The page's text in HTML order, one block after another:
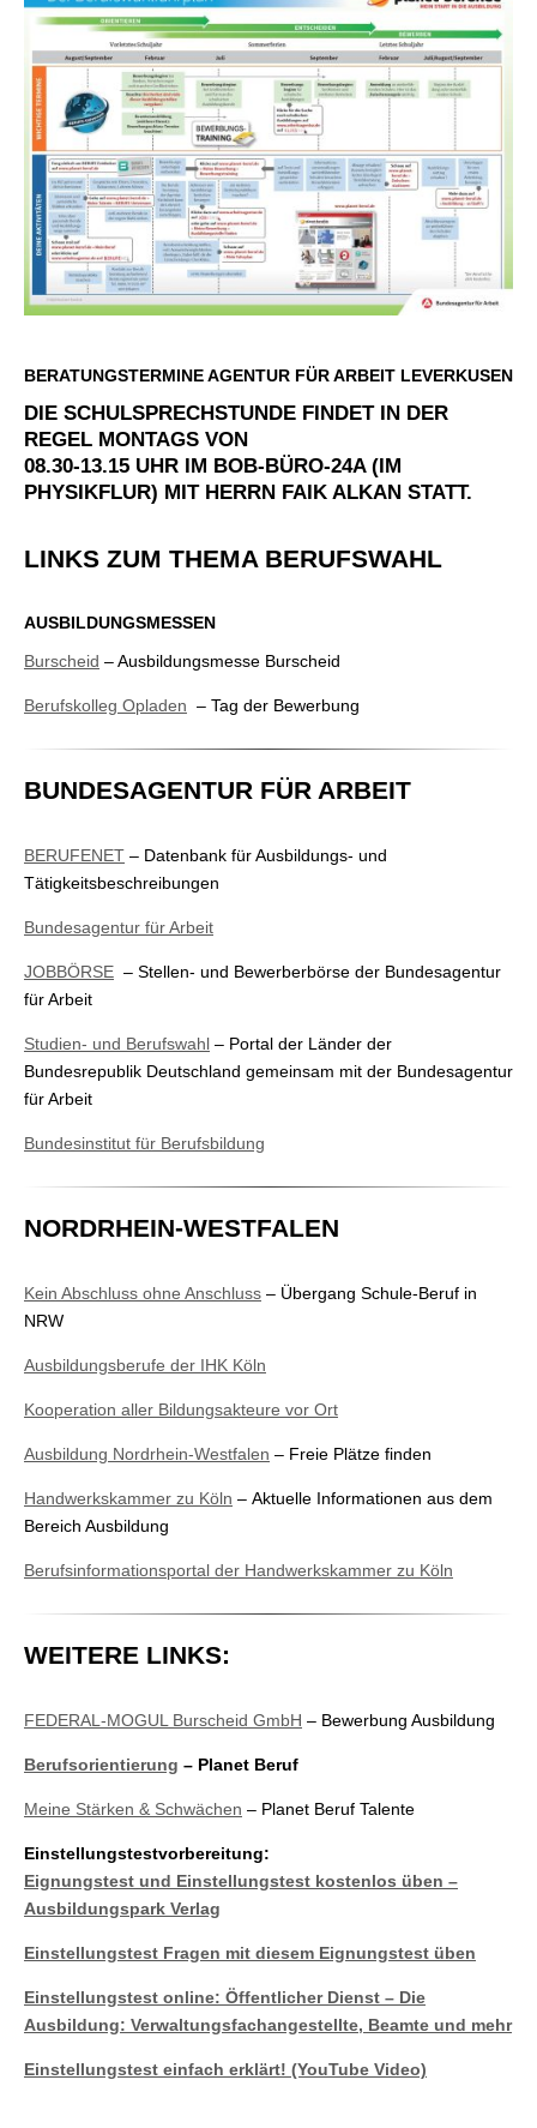
BERATUNGSTERMINE AGENTUR FÜR ARBEIT LEVERKUSEN
DIE SCHULSPRECHSTUNDE FINDET IN DER
REGEL MONTAGS VON
08.30-13.15 UHR IM BOB-BÜRO-24A (IM
PHYSIKFLUR) MIT HERRN FAIK ALKAN STATT.
LINKS ZUM THEMA BERUFSWAHL
AUSBILDUNGSMESSEN
Burscheid – Ausbildungsmesse Burscheid
Berufskolleg Opladen – Tag der Bewerbung
BUNDESAGENTUR FÜR ARBEIT
BERUFENET – Datenbank für Ausbildungs- und
Tätigkeitsbeschreibungen
Bundesagentur für Arbeit
JOBBÖRSE – Stellen- und Bewerberbörse der Bundesagentur
für Arbeit
Studien- und Berufswahl – Portal der Länder der
Bundesrepublik Deutschland gemeinsam mit der Bundesagentur
für Arbeit
Bundesinstitut für Berufsbildung
NORDRHEIN-WESTFALEN
Kein Abschluss ohne Anschluss – Übergang Schule-Beruf in
NRW
Ausbildungsberufe der IHK Köln
Kooperation aller Bildungsakteure vor Ort
Ausbildung Nordrhein-Westfalen – Freie Plätze finden
Handwerkskammer zu Köln – Aktuelle Informationen aus dem
Bereich Ausbildung
Berufsinformationsportal der Handwerkskammer zu Köln
WEITERE LINKS:
FEDERAL-MOGUL Burscheid GmbH – Bewerbung Ausbildung
Berufsorientierung – Planet Beruf
Meine Stärken & Schwächen – Planet Beruf Talente
Einstellungstestvorbereitung:
Eignungstest und Einstellungstest kostenlos üben –
Ausbildungspark Verlag
Einstellungstest Fragen mit diesem Eignungstest üben
Einstellungstest online: Öffentlicher Dienst – Die
Ausbildung: Verwaltungsfachangestellte, Beamte und mehr
Einstellungstest einfach erklärt! (YouTube Video)